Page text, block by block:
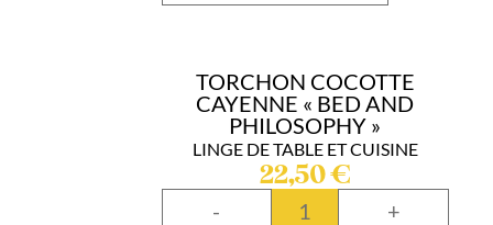
TORCHON COCOTTE
CAYENNE « BED AND
PHILOSOPHY »
LINGE DE TABLE ET CUISINE
22,50€
- +